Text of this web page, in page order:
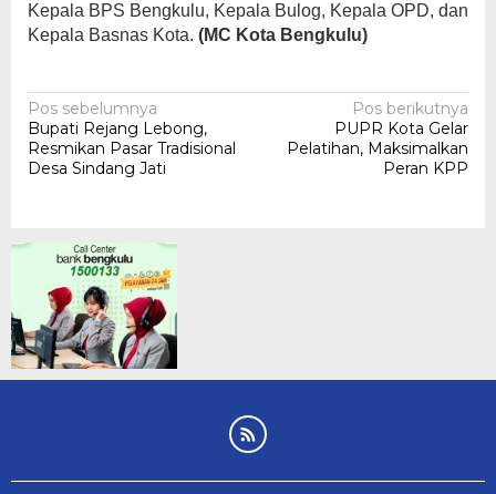
Kepala BPS Bengkulu, Kepala Bulog, Kepala OPD, dan
Kepala Basnas Kota. (MC Kota Bengkulu)
Navigasi
pos
Pos sebelumnya
Bupati Rejang Lebong,
Resmikan Pasar Tradisional
Desa Sindang Jati
Pos berikutnya
PUPR Kota Gelar
Pelatihan, Maksimalkan
Peran KPP